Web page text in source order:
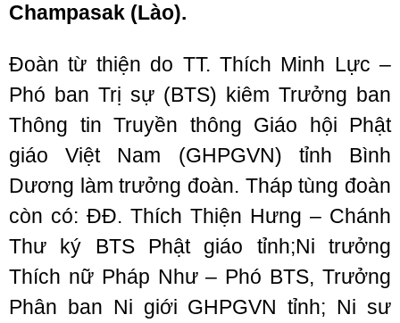
Champasak (Lào).
Đoàn từ thiện do TT. Thích Minh Lực –
Phó ban Trị sự (BTS) kiêm Trưởng ban
Thông tin Truyền thông Giáo hội Phật
giáo Việt Nam (GHPGVN) tỉnh Bình
Dương làm trưởng đoàn. Tháp tùng đoàn
còn có: ĐĐ. Thích Thiện Hưng – Chánh
Thư ký BTS Phật giáo tỉnh;Ni trưởng
Thích nữ Pháp Như – Phó BTS, Trưởng
Phân ban Ni giới GHPGVN tỉnh; Ni sư